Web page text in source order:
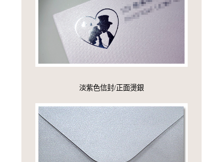
淡紫色信封/正面燙銀